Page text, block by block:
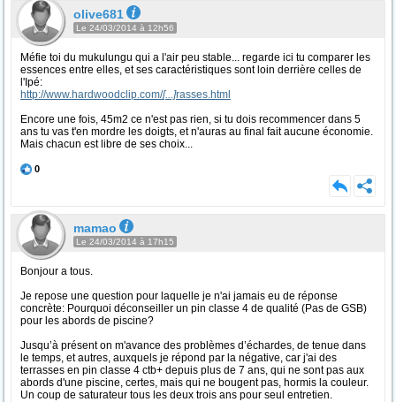
olive681
Le 24/03/2014 à 12h56
Méfie toi du mukulungu qui a l'air peu stable... regarde ici tu comparer les
essences entre elles, et ses caractéristiques sont loin derrière celles de
l'Ipé:
http://www.hardwoodclip.com/[...]rasses.html
Encore une fois, 45m2 ce n'est pas rien, si tu dois recommencer dans 5
ans tu vas t'en mordre les doigts, et n'auras au final fait aucune économie.
Mais chacun est libre de ses choix...
0
mamao
Le 24/03/2014 à 17h15
Bonjour a tous.
Je repose une question pour laquelle je n'ai jamais eu de réponse
concrète: Pourquoi déconseiller un pin classe 4 de qualité (Pas de GSB)
pour les abords de piscine?
Jusqu’à présent on m'avance des problèmes d’échardes, de tenue dans
le temps, et autres, auxquels je répond par la négative, car j'ai des
terrasses en pin classe 4 ctb+ depuis plus de 7 ans, qui ne sont pas aux
abords d'une piscine, certes, mais qui ne bougent pas, hormis la couleur.
Un coup de saturateur tous les deux trois ans pour seul entretien.